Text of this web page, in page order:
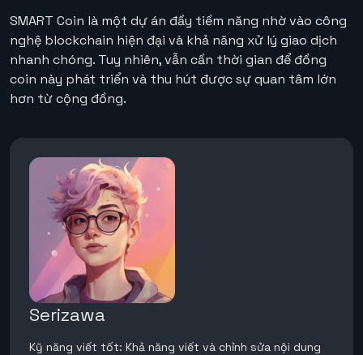
SMART Coin là một dự án đầy tiềm năng nhờ vào công
nghệ blockchain hiện đại và khả năng xử lý giao dịch
nhanh chóng. Tuy nhiên, vẫn cần thời gian để đồng
coin này phát triển và thu hút được sự quan tâm lớn
hơn từ cộng đồng.
Serizawa
Kỹ năng viết tốt: Khả năng viết và chỉnh sửa nội dung